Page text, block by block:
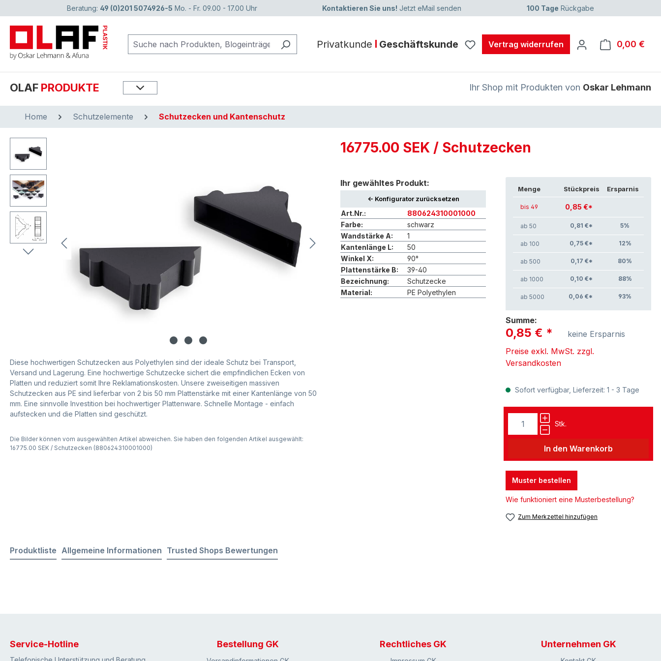
Zur Hauptnavigation springen
Beratung: 49 (0)201 5074926-5 Mo. - Fr. 09.00 - 17.00 Uhr Kontaktieren Sie uns! Jetzt eMail senden 100 Tage Rückgabe
Privatkunde Geschäftskunde Vertrag widerrufen 0,00 €
OLAF PRODUKTE Ihr Shop mit Produkten von Oskar Lehmann
Home Schutzelemente Schutzecken und Kantenschutz
Diese hochwertigen Schutzecken aus Polyethylen sind der ideale Schutz bei Transport,
Versand und Lagerung. Eine hochwertige Schutzecke sichert die empfindlichen Ecken von
Platten und reduziert somit Ihre Reklamationskosten. Unsere zweiseitigen massiven
Schutzecken aus PE sind lieferbar von 2 bis 50 mm Plattenstärke mit einer Kantenlänge von 50
mm. Eine sinnvolle Investition bei hochwertiger Plattenware. Schnelle Montage - einfach
aufstecken und die Platten sind geschützt.
Die Bilder können vom ausgewählten Artikel abweichen. Sie haben den folgenden Artikel ausgewählt:
16775.00 SEK / Schutzecken (880624310001000)
16775.00 SEK / Schutzecken
Ihr gewähltes Produkt:
<- Konfigurator zurücksetzen
Art.Nr.:
880624310001000
Farbe:
schwarz
Wandstärke A:
1
Kantenlänge L:
50
Winkel X:
90°
Plattenstärke B:
39-40
Bezeichnung:
Schutzecke
Material:
PE Polyethylen
Menge Stückpreis Ersparnis
bis 49 0,85 €*
ab 50 0,81 €* 5%
ab 100 0,75 €* 12%
ab 500 0,17 €* 80%
ab 1000 0,10 €* 88%
ab 5000 0,06 €* 93%
Summe:
0,85 € *
keine Ersparnis
Preise exkl. MwSt. zzgl.
Versandkosten
Sofort verfügbar, Lieferzeit: 1 - 3 Tage
Stk.
In den Warenkorb
Muster bestellen
Wie funktioniert eine Musterbestellung?
Zum Merkzettel hinzufügen
Produktliste Allgemeine Informationen Trusted Shops Bewertungen
Service-Hotline Bestellung GK Rechtliches GK Unternehmen GK